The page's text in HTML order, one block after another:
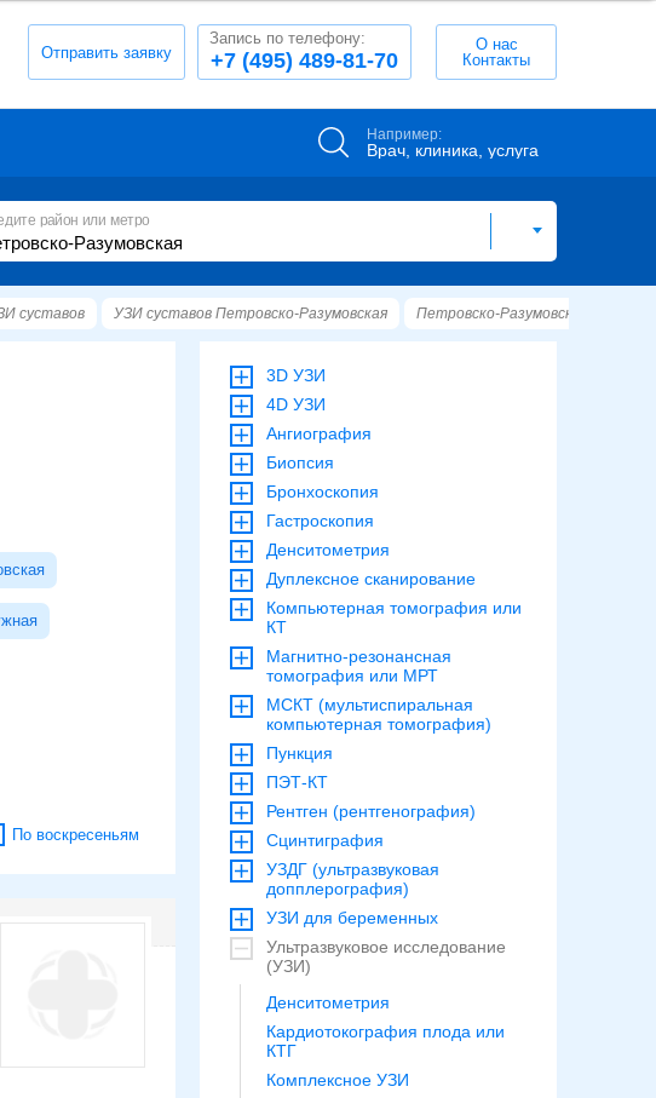
Отправить заявку +7 (495) 489-81-70
Запись по телефону:
О нас
Контакты
Например:
Врач, клиника, услуга
район или метро
суставов УЗИ суставов Петровско-Разумовская Петровско-Разумовская
По воскресеньям
3D УЗИ
4D УЗИ
Ангиография
Биопсия
Бронхоскопия
Гастроскопия
Денситометрия
Дуплексное сканирование
Компьютерная томография или
КТ
Магнитно-резонансная
томография или МРТ
МСКТ (мультиспиральная
компьютерная томография)
Пункция
ПЭТ-КТ
Рентген (рентгенография)
Сцинтиграфия
УЗДГ (ультразвуковая
допплерография)
УЗИ для беременных
Ультразвуковое исследование
(УЗИ)
Денситометрия
Кардиотокография плода или
КТГ
Комплексное УЗИ